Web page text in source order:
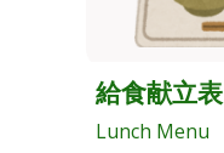
給食献立表
Lunch Menu